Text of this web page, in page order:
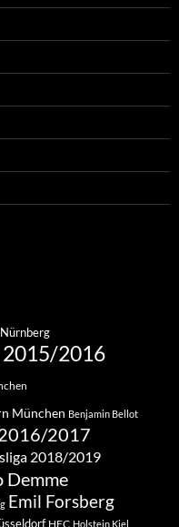
2015/2016
München Benjamin Bellot
2017
2018/2019
Demme
Emil Forsberg
HFC Holstein Kiel